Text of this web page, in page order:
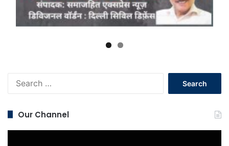
Our Channel